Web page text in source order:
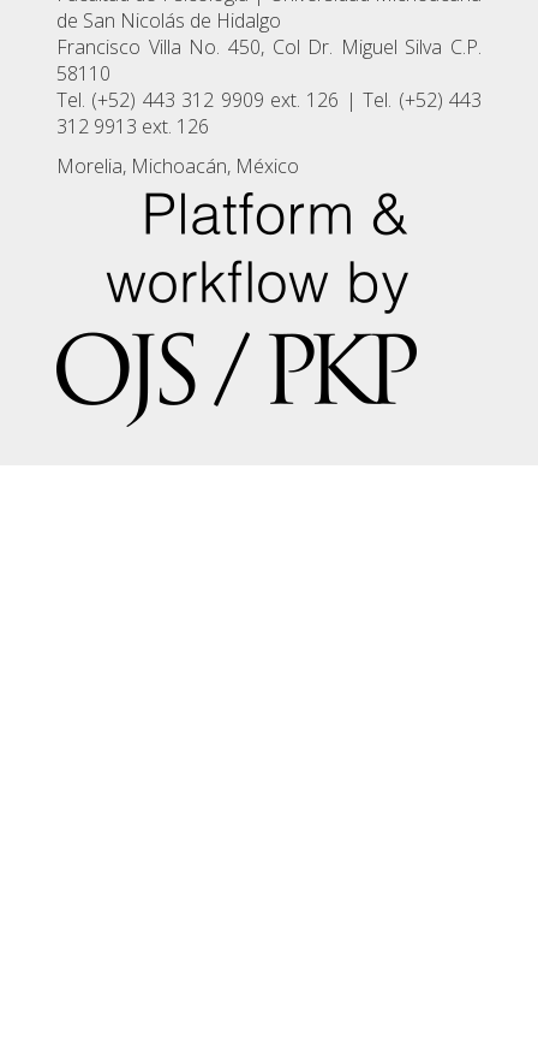
de San Nicolás de Hidalgo
Francisco Villa No. 450, Col Dr. Miguel Silva C.P.
58110
Tel. (+52) 443 312 9909 ext. 126 | Tel. (+52) 443
312 9913 ext. 126
Morelia, Michoacán, México